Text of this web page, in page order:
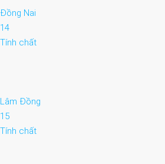
Đồng Nai
14
Tính chất
Lâm Đồng
15
Tính chất